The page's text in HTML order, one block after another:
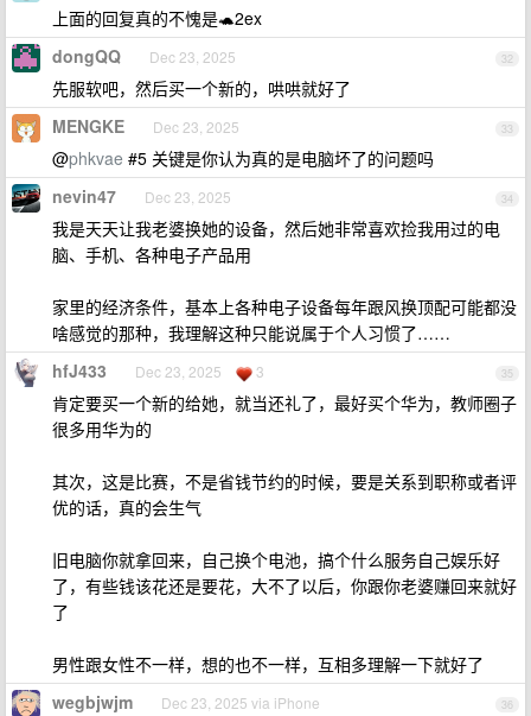
上面的回复真的不愧是🐢2ex
32
dongQQ Dec 23, 2025
先服软吧，然后买一个新的，哄哄就好了
33
MENGKE Dec 23, 2025
@phkvae #5 关键是你认为真的是电脑坏了的问题吗
34
nevin47 Dec 23, 2025
我是天天让我老婆换她的设备，然后她非常喜欢捡我用过的电
脑、手机、各种电子产品用
家里的经济条件，基本上各种电子设备每年跟风换顶配可能都没
啥感觉的那种，我理解这种只能说属于个人习惯了……
35
hfJ433 Dec 23, 2025 3
肯定要买一个新的给她，就当还礼了，最好买个华为，教师圈子
很多用华为的
其次，这是比赛，不是省钱节约的时候，要是关系到职称或者评
优的话，真的会生气
旧电脑你就拿回来，自己换个电池，搞个什么服务自己娱乐好
了，有些钱该花还是要花，大不了以后，你跟你老婆赚回来就好
了
男性跟女性不一样，想的也不一样，互相多理解一下就好了
36
wegbjwjm Dec 23, 2025 via iPhone